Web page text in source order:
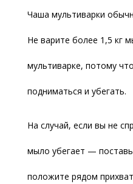
Чаша мультиварки
Не варите более 1,5 кг
мультиварке, потому
подниматься и убегать.
На случай, если вы не
мыло убегает —
положите рядом